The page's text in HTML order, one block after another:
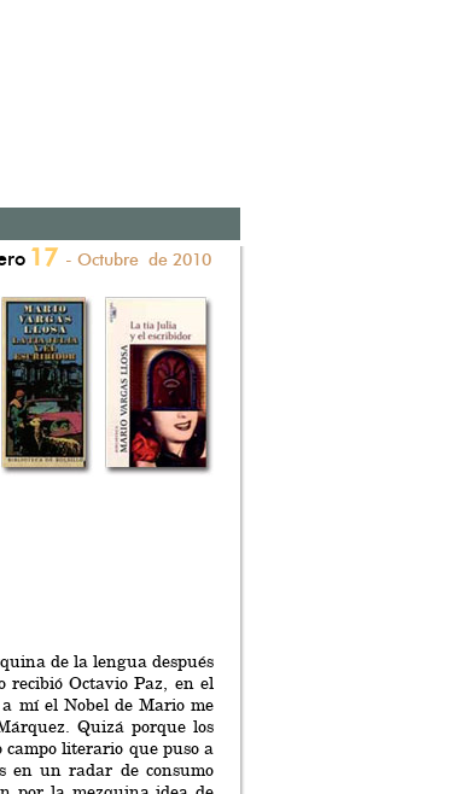
17 - Octubre de 2010
de la lengua después
recibió Octavio Paz, en el
mí el Nobel de Mario me
Quizá porque los
campo literario que puso a
en un radar de consumo